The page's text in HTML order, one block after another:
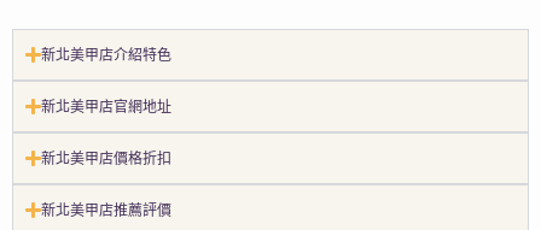
新北美甲店介紹特色
新北美甲店官網地址
新北美甲店價格折扣
新北美甲店推薦評價